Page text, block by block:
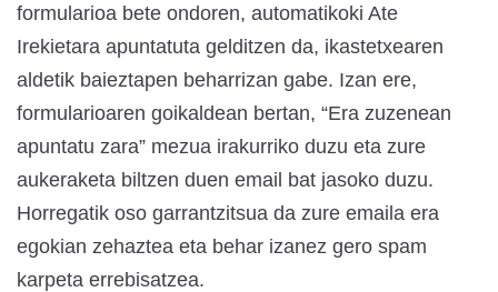
formularioa bete ondoren, automatikoki Ate
Irekietara apuntatuta gelditzen da, ikastetxearen
aldetik baieztapen beharrizan gabe. Izan ere,
formularioaren goikaldean bertan, “Era zuzenean
apuntatu zara” mezua irakurriko duzu eta zure
aukeraketa biltzen duen email bat jasoko duzu.
Horregatik oso garrantzitsua da zure emaila era
egokian zehaztea eta behar izanez gero spam
karpeta errebisatzea.